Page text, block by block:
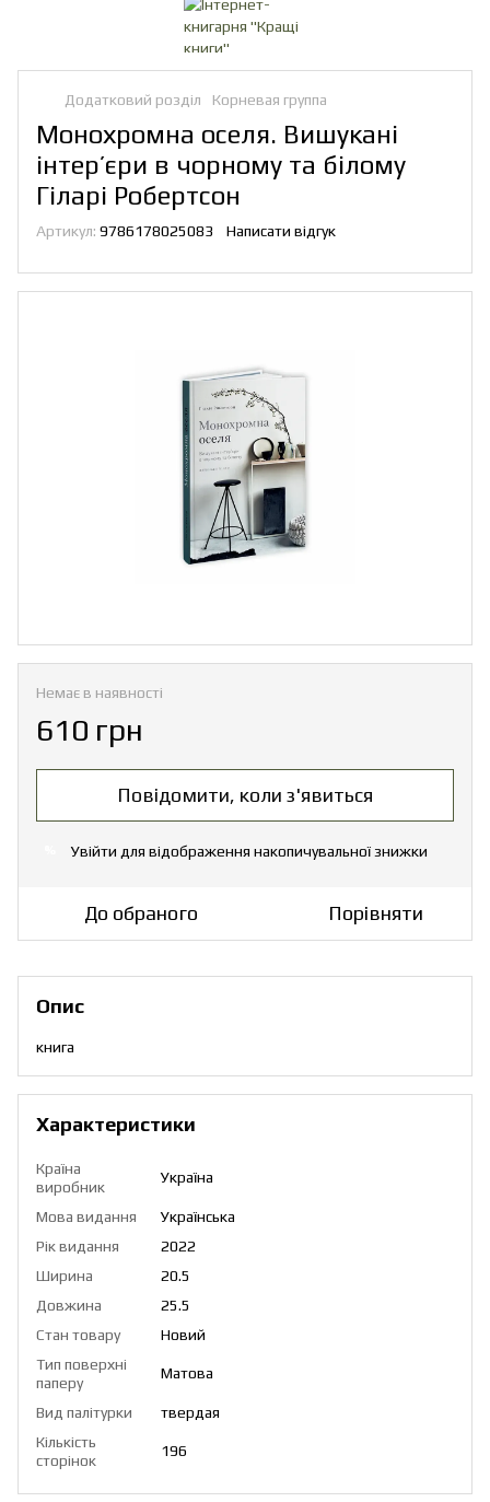
Додатковий розділ Корневая группа
Монохромна оселя. Вишукані
інтер’єри в чорному та білому
Гіларі Робертсон
Артикул: 9786178025083 Написати відгук
Немає в наявності
610 грн
Повідомити, коли з'явиться
Увійти для відображення накопичувальної знижки
До обраного Порівняти
Опис
книга
Характеристики
Країна
виробник
Україна
Мова видання
Українська
Рік видання
2022
Ширина
20.5
Довжина
25.5
Стан товару
Новий
Тип поверхні
паперу
Матова
Вид палітурки
твердая
Кількість
сторінок
196